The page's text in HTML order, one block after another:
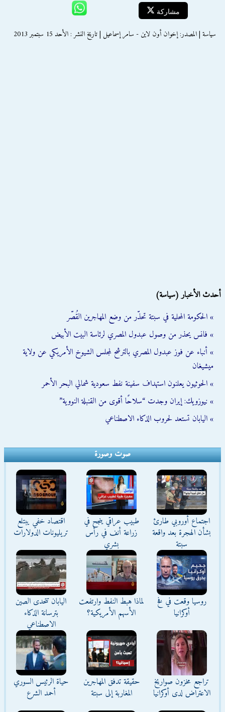
مشاركة
سياسة | المصدر: إخوان أون لاين - سامر إسماعيل | تاريخ النشر : الأحد 15 سبتمبر 2013
أحدث الأخبار (سياسة)
» الحكومة المحلية في سبتة تحذّر من وضع المهاجرين القُصّر
» فانس يحذر من وصول عبدول المصري لرئاسة البيت الأبيض
» أنباء عن فوز عبدول المصري بالترشح لمجلس الشيوخ الأمريكي عن ولاية
ميشيغان
» الحوثيون يعلنون استهداف سفينة نفط سعودية شمالي البحر الأحمر
» نيوزويك: إيران وجدت “سلاحًا أقوى من القنبلة النووية”
» اليابان تستعد لحروب الذكاء الاصطناعي
صوت وصورة
اجتماع أوروبي طارئ
بشأن الهجرة بعد واقعة
سبتة
طبيب عراقي ينجح في
زراعة أنف في رأس
بشري
اقتصاد خفي يبتلع
تريليونات الدولارات
روسيا وقعت في فخ
أوكرانيا
لماذا هبط النفط وارتفعت
الأسهم الأمريكية؟
اليابان تتحدى الصين
بترسانة الذكاء
الاصطناعي
تراجع مخزون صواريخ
الاعتراض لدى أوكرانيا
حقيقة تدفق المهاجرين
المغاربة إلى سبتة
حياة الرئيس السوري
أحمد الشرع